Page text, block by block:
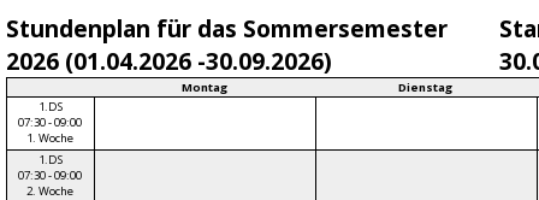
Stundenplan für das Sommersemester
2026 (01.04.2026 -30.09.2026)
Montag
Dienstag
1.DS
07:30 - 09:00
1. Woche
1.DS
07:30 - 09:00
2. Woche